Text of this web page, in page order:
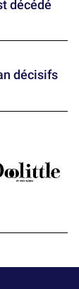
décédé
décisifs